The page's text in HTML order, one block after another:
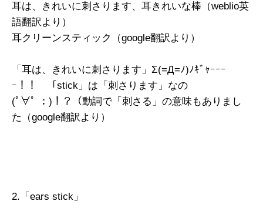
耳は、きれいに刺さります、耳きれいな棒（weblio英
語翻訳より）
耳クリーンスティック（google翻訳より）
「耳は、きれいに刺さります」Σ(=Д=ﾉ)ﾉｷﾞｬｰｰｰ
ｰ！！ 「stick」は「刺さります」なの
(ﾟ∀ﾟ ；)！？（動詞で「刺さる」の意味もありまし
た（google翻訳より）
2.「ears stick」